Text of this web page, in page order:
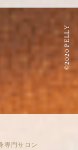
©2020 PELLY
専門サロン